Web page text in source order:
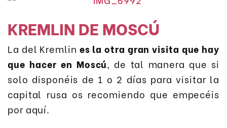
KREMLIN DE MOSCÚ
La del Kremlin es la otra gran visita que hay
que hacer en Moscú, de tal manera que si
solo disponéis de 1 o 2 días para visitar la
capital rusa os recomiendo que empecéis
por aquí.